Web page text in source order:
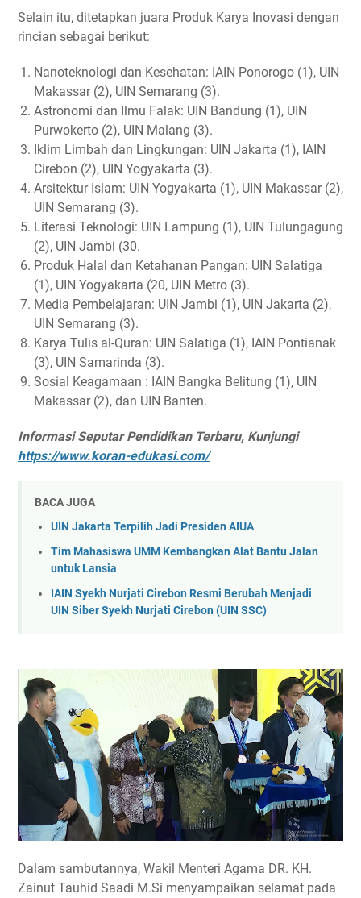
Selain itu, ditetapkan juara Produk Karya Inovasi dengan
rincian sebagai berikut:
Nanoteknologi dan Kesehatan: IAIN Ponorogo (1), UIN
Makassar (2), UIN Semarang (3).
Astronomi dan Ilmu Falak: UIN Bandung (1), UIN
Purwokerto (2), UIN Malang (3).
Iklim Limbah dan Lingkungan: UIN Jakarta (1), IAIN
Cirebon (2), UIN Yogyakarta (3).
Arsitektur Islam: UIN Yogyakarta (1), UIN Makassar (2),
UIN Semarang (3).
Literasi Teknologi: UIN Lampung (1), UIN Tulungagung
(2), UIN Jambi (30.
Produk Halal dan Ketahanan Pangan: UIN Salatiga
(1), UIN Yogyakarta (20, UIN Metro (3).
Media Pembelajaran: UIN Jambi (1), UIN Jakarta (2),
UIN Semarang (3).
Karya Tulis al-Quran: UIN Salatiga (1), IAIN Pontianak
(3), UIN Samarinda (3).
Sosial Keagamaan : IAIN Bangka Belitung (1), UIN
Makassar (2), dan UIN Banten.
Informasi Seputar Pendidikan Terbaru, Kunjungi
https://www.koran-edukasi.com/
BACA JUGA
UIN Jakarta Terpilih Jadi Presiden AIUA
Tim Mahasiswa UMM Kembangkan Alat Bantu Jalan
untuk Lansia
IAIN Syekh Nurjati Cirebon Resmi Berubah Menjadi
UIN Siber Syekh Nurjati Cirebon (UIN SSC)
Dalam sambutannya, Wakil Menteri Agama DR. KH.
Zainut Tauhid Saadi M.Si menyampaikan selamat pada